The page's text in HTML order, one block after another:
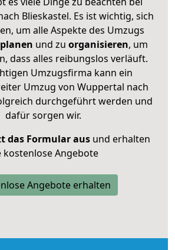
Blieskastel. Es ist wichtig, sich
um alle Aspekte des Umzugs
planen und zu organisieren, um
dass alles reibungslos verläuft.
Umzugsfirma kann ein
Umzug von Wuppertal nach
durchgeführt werden und
dafür sorgen wir.
das Formular ausund erhalten
kostenlose Angebote
Angebote erhalten